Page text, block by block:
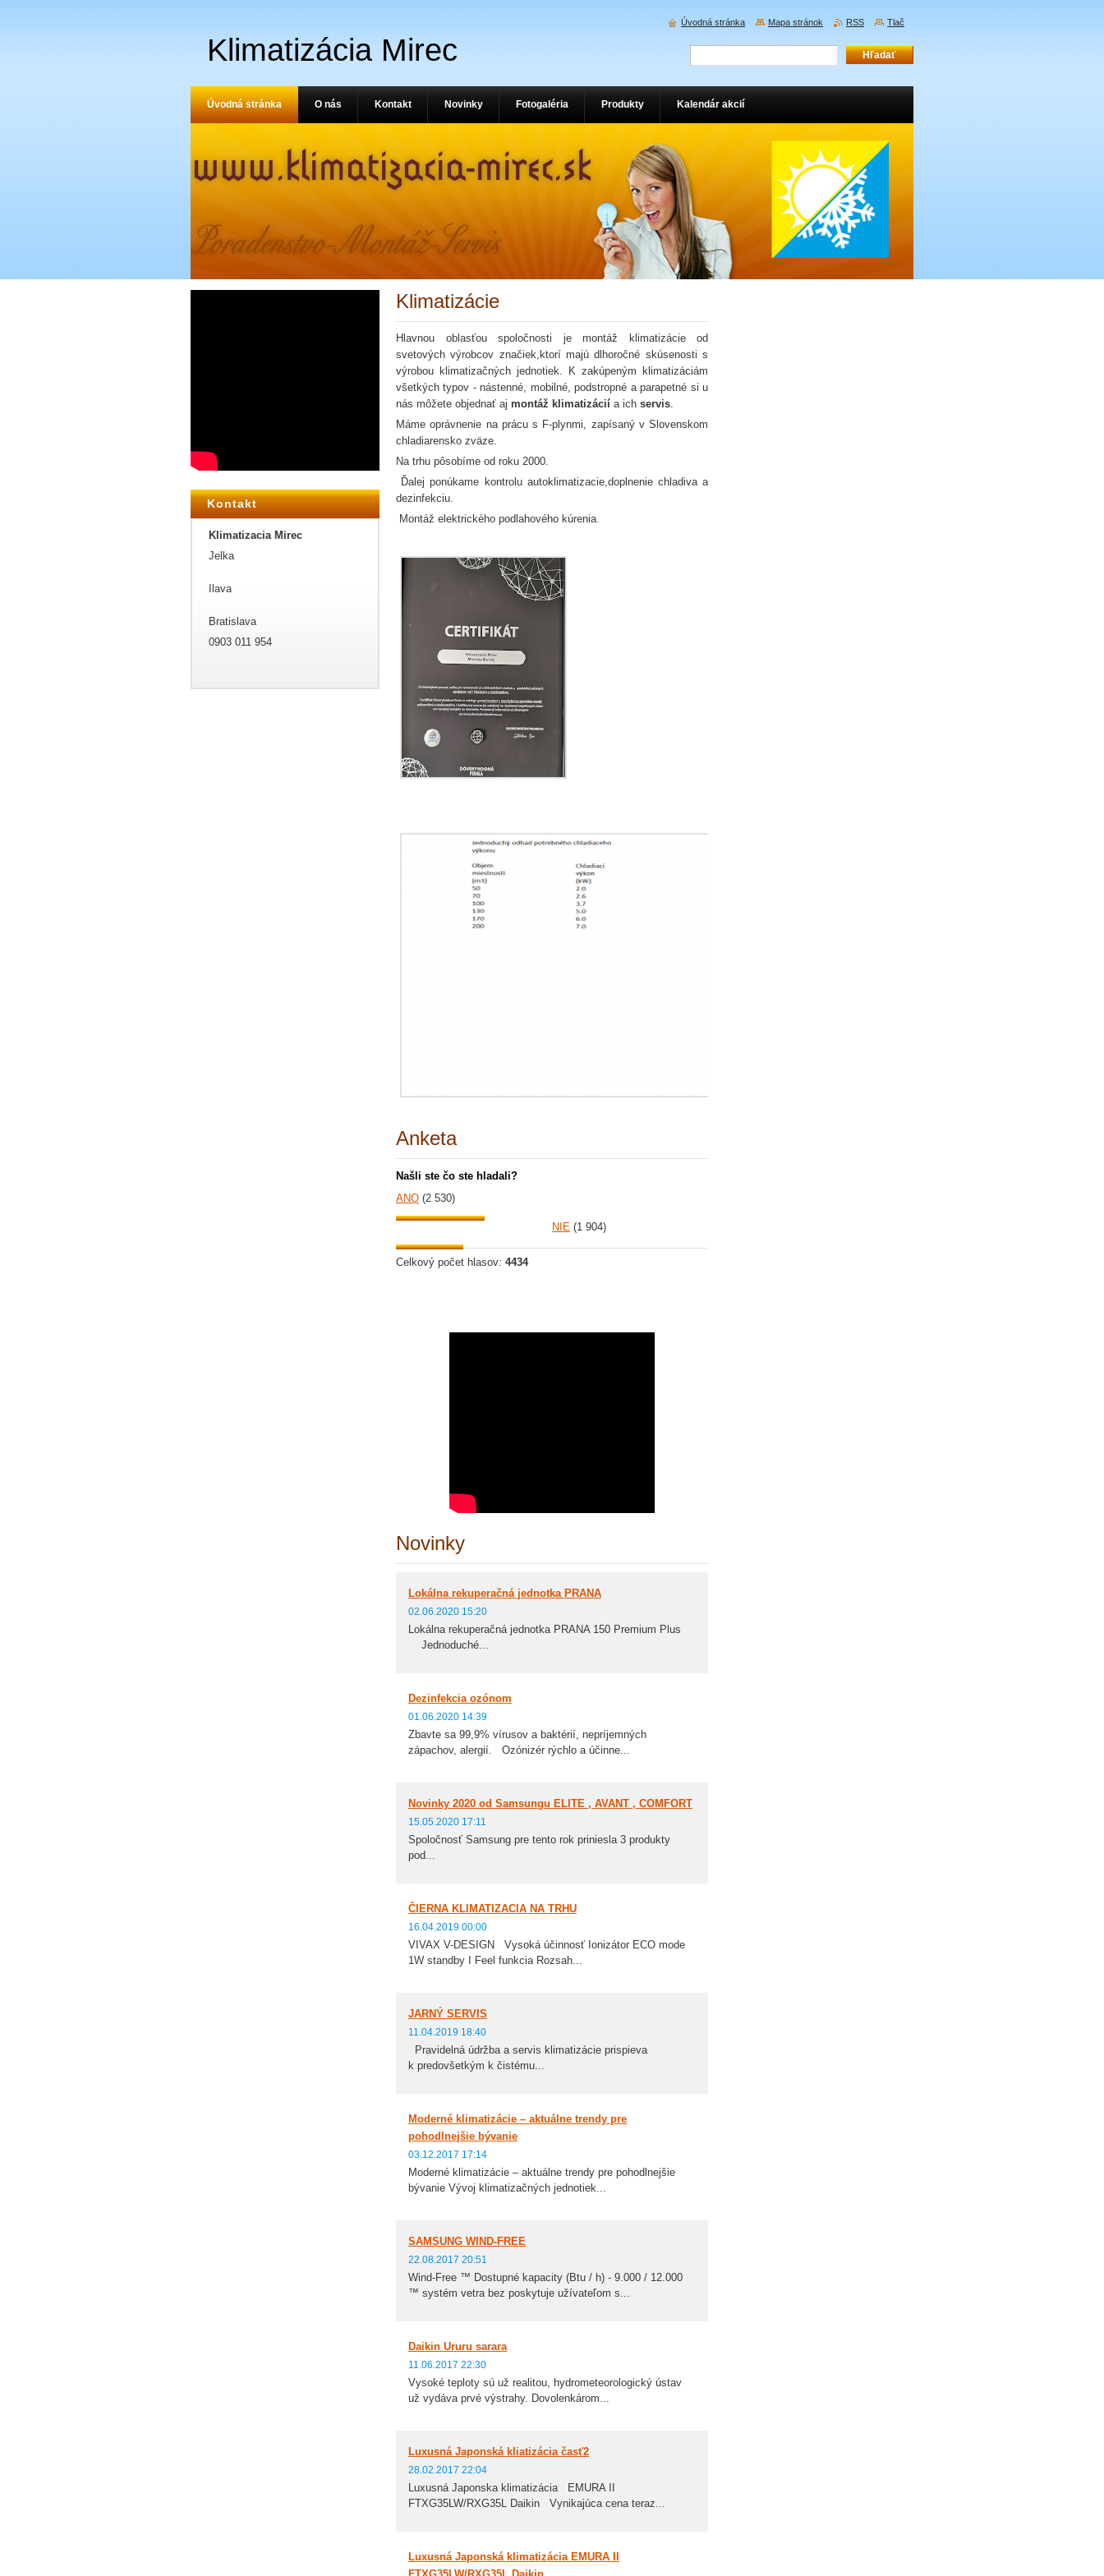
Klimatizácia Mirec
Klimatizácie
Hlavnou oblasťou spoločnosti je montáž klimatizácie od
svetových výrobcov značiek,ktorí majú dlhoročné skúsenosti s
výrobou klimatizačných jednotiek. K zakúpeným klimatizáciám
všetkých typov - nástenné, mobilné, podstropné a parapetné si u
nás môžete objednať aj montáž klimatizácií a ich servis.
Máme oprávnenie na prácu s F-plynmi, zapísaný v Slovenskom
chladiarensko zväze.
Na trhu pôsobíme od roku 2000.
Ďalej ponúkame kontrolu autoklimatizacie,doplnenie chladiva a
dezinfekciu.
Montáž elektrického podlahového kúrenia.
Anketa
Našli ste čo ste hladali?
ANO (2 530)
NIE (1 904)
Celkový počet hlasov: 4434
Novinky
Lokálna rekuperačná jednotka PRANA
02.06.2020 15:20
Lokálna rekuperačná jednotka PRANA 150 Premium Plus
Jednoduché...
Dezinfekcia ozónom
01.06.2020 14:39
Zbavte sa 99,9% vírusov a baktérií, nepríjemných
zápachov, alergií. Ozónizér rýchlo a účinne...
Novinky 2020 od Samsungu ELITE , AVANT , COMFORT
15.05.2020 17:11
Spoločnosť Samsung pre tento rok priniesla 3 produkty
pod...
ČIERNA KLIMATIZACIA NA TRHU
16.04.2019 00:00
VIVAX V-DESIGN Vysoká účinnosť Ionizátor ECO mode
1W standby I Feel funkcia Rozsah...
JARNÝ SERVIS
11.04.2019 18:40
Pravidelná údržba a servis klimatizácie prispieva
k predovšetkým k čistému...
Moderné klimatizácie – aktuálne trendy pre
pohodlnejšie bývanie
03.12.2017 17:14
Moderné klimatizácie – aktuálne trendy pre pohodlnejšie
bývanie Vývoj klimatizačných jednotiek...
SAMSUNG WIND-FREE
22.08.2017 20:51
Wind-Free ™ Dostupné kapacity (Btu / h) - 9.000 / 12.000
™ systém vetra bez poskytuje užívateľom s...
Daikin Ururu sarara
11.06.2017 22:30
Vysoké teploty sú už realitou, hydrometeorologický ústav
už vydáva prvé výstrahy. Dovolenkárom...
Luxusná Japonská kliatizácia časť2
28.02.2017 22:04
Luxusná Japonska klimatizácia EMURA II
FTXG35LW/RXG35L Daikin Vynikajúca cena teraz...
Luxusná Japonská klimatizácia EMURA II
Kontakt
Klimatizacia Mirec
Jelka
Ilava
Bratislava
0903 011 954
Úvodná stránka O nás Kontakt Novinky Fotogaléria Produkty Kalendár akcií
Úvodná stránka Mapa stránok RSS Tlač